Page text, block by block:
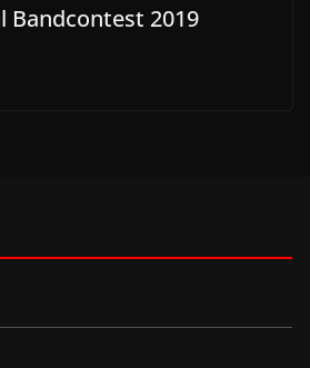
Bandcontest 2019